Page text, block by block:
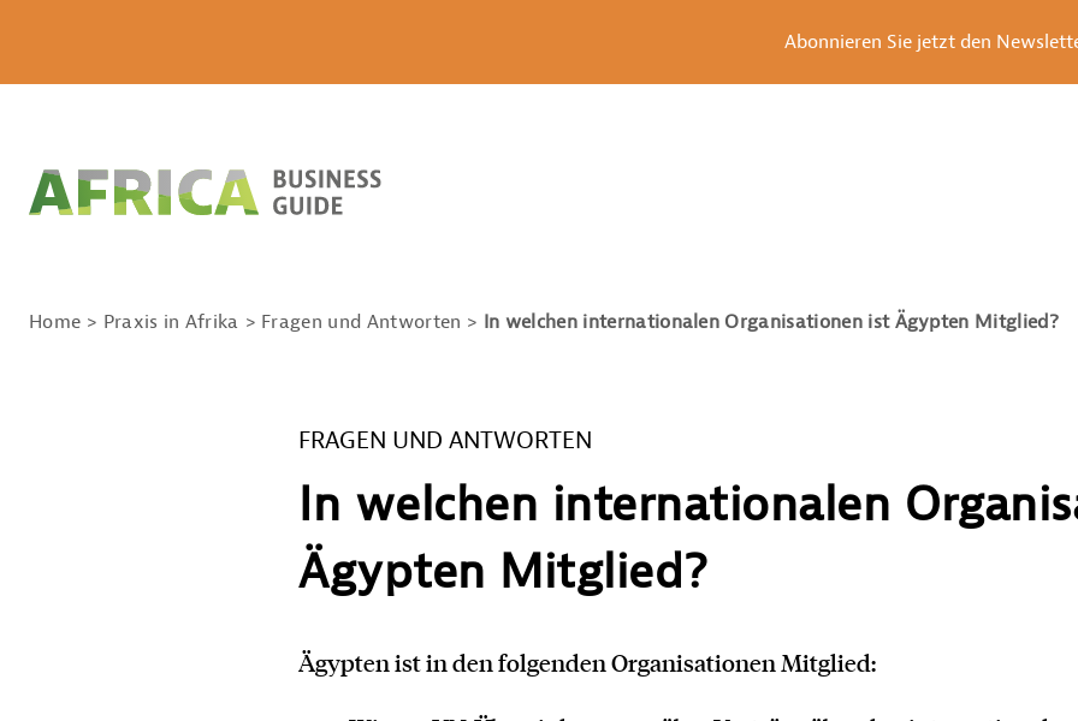
Abonnieren Sie jetzt den
Home Praxis in Afrika Fragen und Antworten In welchen internationalen Organisationen ist Ägypten Mitglied?
FRAGEN UND ANTWORTEN
In welchen internationalen
Ägypten Mitglied?
Ägypten ist in den folgenden Organisationen Mitglied: